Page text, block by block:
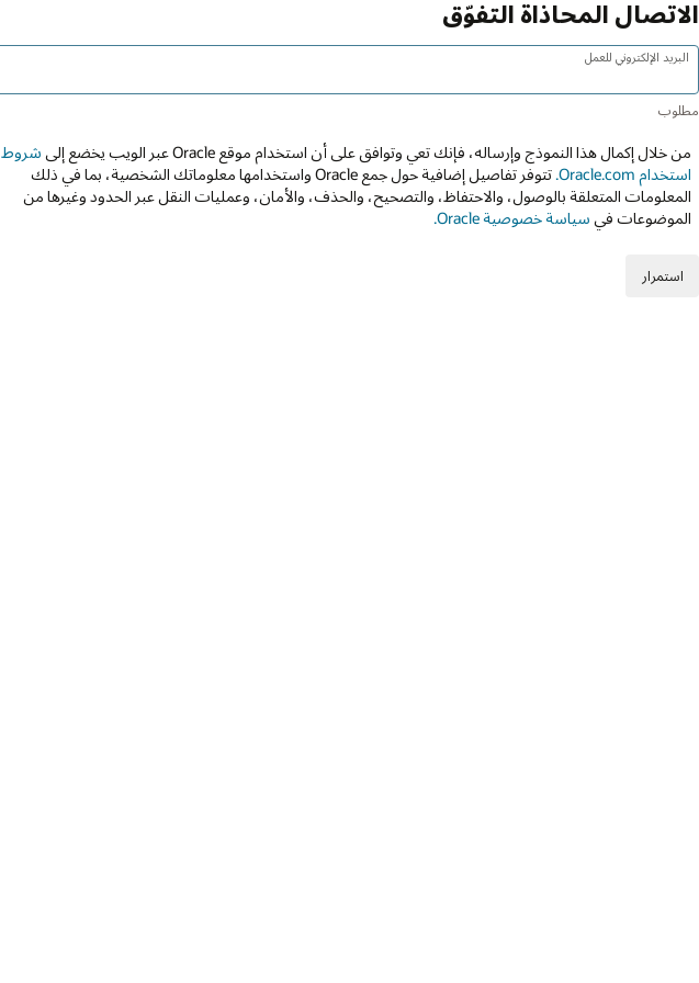
الاتصال المحاذاة التفوّق
البريد الإلكتروني للعمل
من خلال إكمال هذا النموذج وإرساله، فإنك تعي وتوافق على أن استخدام موقع Oracle عبر الويب يخضع إلى
شروط
استخدام Oracle.com.
تتوفر تفاصيل إضافية حول جمع Oracle واستخدامها معلوماتك الشخصية، بما في ذلك
المعلومات المتعلقة بالوصول، والاحتفاظ، والتصحيح، والحذف، والأمان، وعمليات النقل عبر الحدود وغيرها من
الموضوعات في سياسة خصوصية Oracle.
استمرار